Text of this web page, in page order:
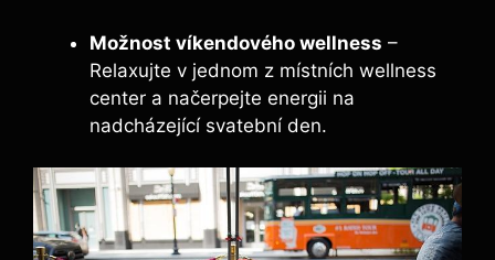
Možnost víkendového wellness –
Relaxujte v jednom z místních wellness
center a načerpejte energii na
nadcházející svatební den.